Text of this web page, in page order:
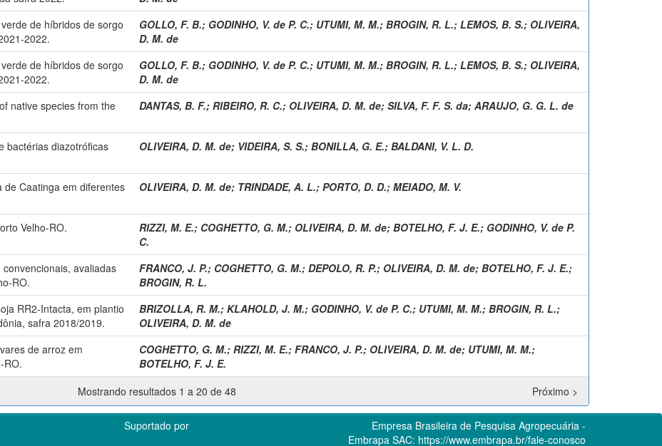
de híbridos de sorgo
2022.
GOLLO, F. B.; GODINHO, V. de P. C.; UTUMI, M. M.; BROGIN, R. L.; LEMOS, B. S.; OLIVEIRA,
D. M. de
de híbridos de sorgo
2022.
GOLLO, F. B.; GODINHO, V. de P. C.; UTUMI, M. M.; BROGIN, R. L.; LEMOS, B. S.; OLIVEIRA,
D. M. de
native species from the
DANTAS, B. F.; RIBEIRO, R. C.; OLIVEIRA, D. M. de; SILVA, F. F. S. da; ARAUJO, G. G. L. de
bactérias diazotróficas
OLIVEIRA, D. M. de; VIDEIRA, S. S.; BONILLA, G. E.; BALDANI, V. L. D.
Caatinga em diferentes
OLIVEIRA, D. M. de; TRINDADE, A. L.; PORTO, D. D.; MEIADO, M. V.
Velho-RO. RIZZI, M. E.; COGHETTO, G. M.; OLIVEIRA, D. M. de; BOTELHO, F. J. E.; GODINHO, V. de P.
C.
avaliadas
RO.
FRANCO, J. P.; COGHETTO, G. M.; DEPOLO, R. P.; OLIVEIRA, D. M. de; BOTELHO, F. J. E.;
BROGIN, R. L.
RR2-Intacta, em plantio
safra 2018/2019.
BRIZOLLA, R. M.; KLAHOLD, J. M.; GODINHO, V. de P. C.; UTUMI, M. M.; BROGIN, R. L.;
OLIVEIRA, D. M. de
de arroz em
RO.
COGHETTO, G. M.; RIZZI, M. E.; FRANCO, J. P.; OLIVEIRA, D. M. de; UTUMI, M. M.;
BOTELHO, F. J. E.
Mostrando resultados 1 a 20 de 48
Próximo >
Suportado por
Empresa Brasileira de Pesquisa Agropecuária -
Embrapa SAC: https://www.embrapa.br/fale-conosco